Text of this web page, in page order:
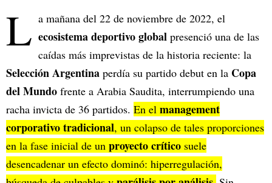
L a mañana del 22 de noviembre de 2022, el
ecosistema deportivo global presenció una de las
caídas más imprevistas de la historia reciente: la
Selección Argentina perdía su partido debut en la Copa
del Mundo frente a Arabia Saudita, interrumpiendo una
racha invicta de 36 partidos. En el management
corporativo tradicional, un colapso de tales proporciones
en la fase inicial de un proyecto crítico suele
desencadenar un efecto dominó: hiperregulación,